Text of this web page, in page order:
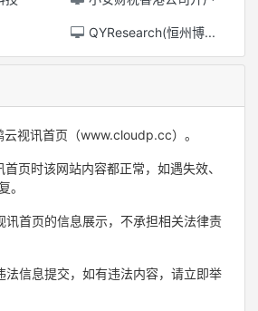
QYResearch(恒州博...
云视讯首页（www.cloudp.cc）。
页时该网站内容都正常，如遇失效、
。
讯首页的信息展示，不承担相关法律责
法信息提交，如有违法内容，请立即举